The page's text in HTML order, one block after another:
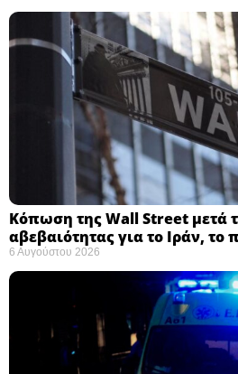
Κόπωση της Wall Street μετά
αβεβαιότητας για το Ιράν, το
6 Αυγούστου 2026